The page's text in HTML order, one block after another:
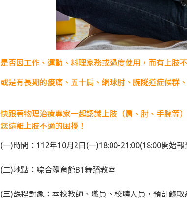
是否因工作、運動、料理家務或過度使用， 而有上肢
或是有長期的痠痛、五十肩、網球肘、腕隧道症候群
快跟著物理治療專家一起認識上肢（肩、肘、手腕等
您遠離上肢不適的困擾！
(一)時間：112年10月2日(一)18:00-21:00(18:00開始
(二)地點：綜合體育館B1舞蹈教室
(三)課程對象：本校教師、職員、校聘人員，預計錄